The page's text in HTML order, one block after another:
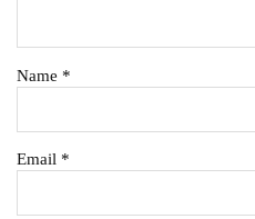
Name *
Email *